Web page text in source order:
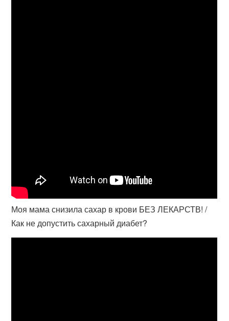
Моя мама снизила сахар в крови БЕЗ ЛЕКАРСТВ! /
Как не допустить сахарный диабет?